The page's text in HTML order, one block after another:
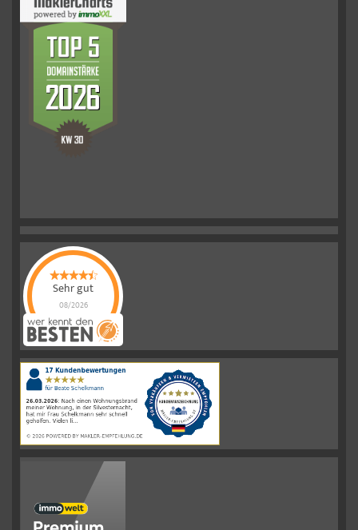
Sehr gut
08/2026
Schelkmann
Immobilienhat
|110Schelkmann
ImmobilienBewertungen
auf
werkenntdenBESTEN.de